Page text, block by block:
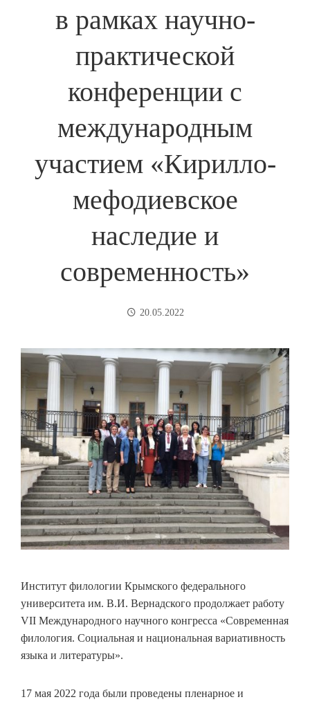
в рамках научно-
практической
конференции с
международным
участием «Кирилло-
мефодиевское
наследие и
современность»
20.05.2022
Институт филологии Крымского федерального
университета им. В.И. Вернадского продолжает работу
VII Международного научного конгресса «Современная
филология. Социальная и национальная вариативность
языка и литературы».
17 мая 2022 года были проведены пленарное и